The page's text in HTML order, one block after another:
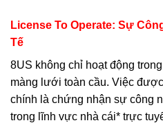
License To Operate: Sự
Tế
8US không chỉ hoạt động
màng lưới toàn cầu. Việc
chính là chứng nhận sự công
trong lĩnh vực nhà cái* trực